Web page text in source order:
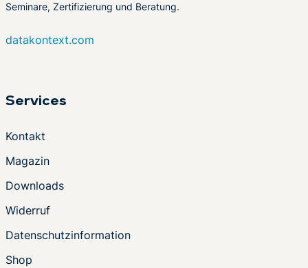
Seminare, Zertifizierung und Beratung.
datakontext.com
Services
Kontakt
Magazin
Downloads
Widerruf
Datenschutzinformation
Shop